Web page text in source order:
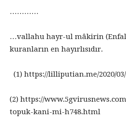
…………
…vallahu hayr-ul mâkirin
kuranların en hayırlısıdır.
(1) https://lilliputian.me/2020/
(2) https://
topuk-kani-mi-h748.html